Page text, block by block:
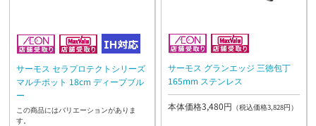
サーモス セラプロテクトシリーズ
マルチポット 18cm ディープブル
ー
この商品にはバリエーションがありま
す。
サーモス グランエッジ 三徳包丁
165mm ステンレス
本体価格3,480円 （税込価格3,828円）